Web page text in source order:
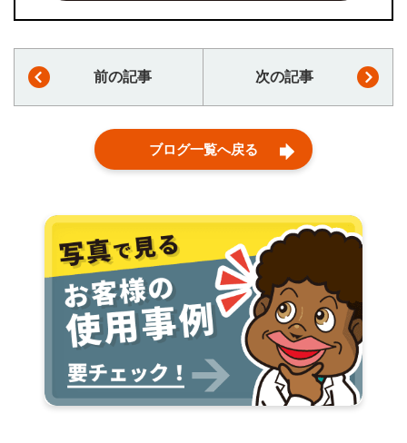
前の記事 次の記事
ブログ一覧へ戻る